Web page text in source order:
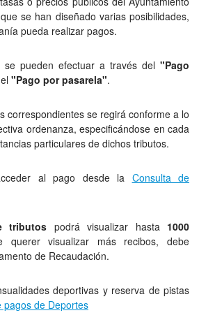
se han diseñado varias posibilidades,
pueda realizar pagos.
se pueden efectuar a través del "Pago
"Pago por pasarela".
correspondientes se regirá conforme a lo
ordenanza, especificándose en cada
particulares de dichos tributos.
al pago desde la Consulta de
tributos podrá visualizar hasta 1000
visualizar más recibos, debe
de Recaudación.
deportivas y reserva de pistas
pagos de Deportes